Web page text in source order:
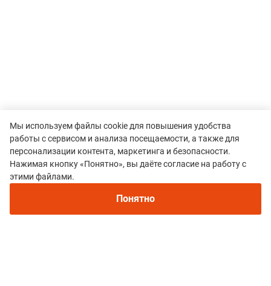
Мы используем файлы cookie для повышения удобства
работы с сервисом и анализа посещаемости, а также для
персонализации контента, маркетинга и безопасности.
Нажимая кнопку «Понятно», вы даёте согласие на работу с
этими файлами.
Понятно